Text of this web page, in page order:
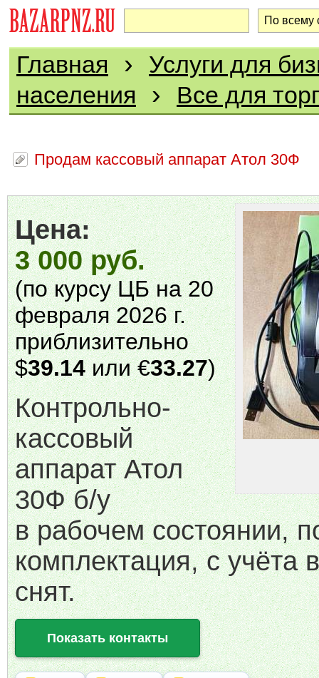
Главная › Услуги для
населения
› Все для
Продам кассовый аппарат Атол 30Ф
Цена:
3 000 руб.
(по курсу ЦБ на 20
февраля 2026 г.
приблизительно
$39.14или €33.27)
Контрольно-
кассовый
аппарат Атол
30Ф б/у
в рабочем состоянии,
комплектация, с учёта
снят.
Показать контакты